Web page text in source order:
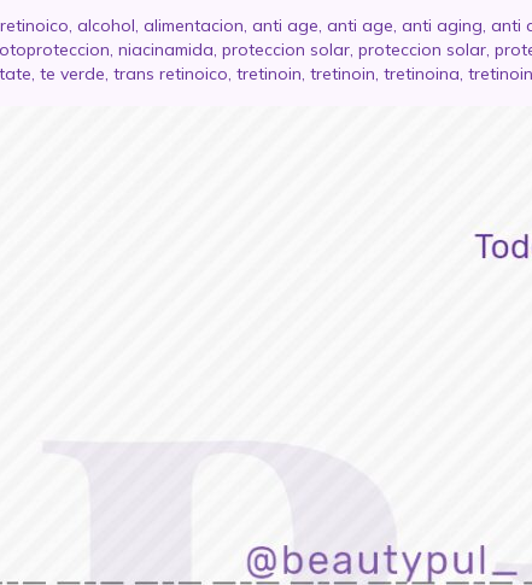
, alcohol, alimentacion, anti age, anti age, anti aging, anti
, niacinamida, proteccion solar, proteccion solar,
, te verde, trans retinoico, tretinoin, tretinoin, tretinoina,